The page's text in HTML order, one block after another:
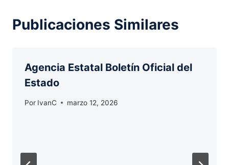
Publicaciones Similares
Agencia Estatal Boletín Oficial del
Estado
Por IvanC marzo 12, 2026